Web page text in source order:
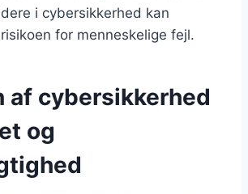
i cybersikkerhed kan
for menneskelige fejl.
af cybersikkerhed
og